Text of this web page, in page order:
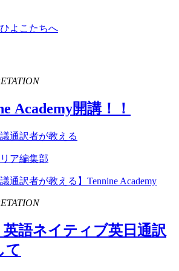
よこたちへ
Academy開講！！
議通訳者が教える
ア編集部
議通訳者が教える】Tennine Academy
英語ネイティブ英日通訳
て